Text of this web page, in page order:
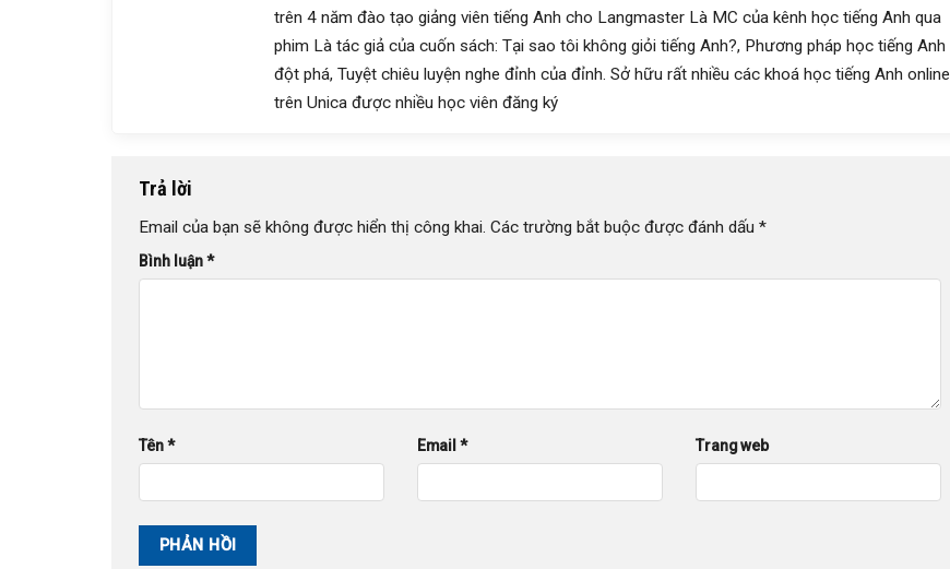
trên 4 năm đào tạo giảng viên tiếng Anh cho Langmaster Là MC của kênh học tiếng Anh qua
phim Là tác giả của cuốn sách: Tại sao tôi không giỏi tiếng Anh?, Phương pháp học tiếng Anh
đột phá, Tuyệt chiêu luyện nghe đỉnh của đỉnh. Sở hữu rất nhiều các khoá học tiếng Anh online
trên Unica được nhiều học viên đăng ký
Trả lời
Email của bạn sẽ không được hiển thị công khai. Các trường bắt buộc được đánh dấu *
Bình luận*
Tên* Email * Trang web